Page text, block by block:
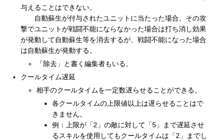
与えることはできない。
自動蘇生が付与されたユニットに当たった場合、その攻
撃でユニットが戦闘不能にならなかった場合は打ち消し効果
が発動して自動蘇生等を消去するが、戦闘不能になった場合
は自動蘇生が発動する。
「除去」と書く編集者もいる。
クールタイム遅延
相手のクールタイムを一定数遅らせることができる。
各クールタイムの上限値以上は遅らせることはで
きません。
例：上限が「2」の敵に対して「5」まで遅延させ
るスキルを使用してもクールタイムは「2」までし